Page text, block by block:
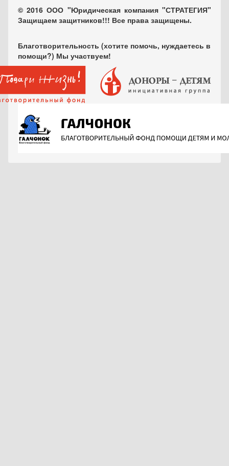
© 2016 ООО "Юридическая компания "СТРАТЕГИЯ"
Защищаем защитников!!! Все права защищены.
Благотворительность (хотите помочь, нуждаетесь в
помощи?) Мы участвуем!